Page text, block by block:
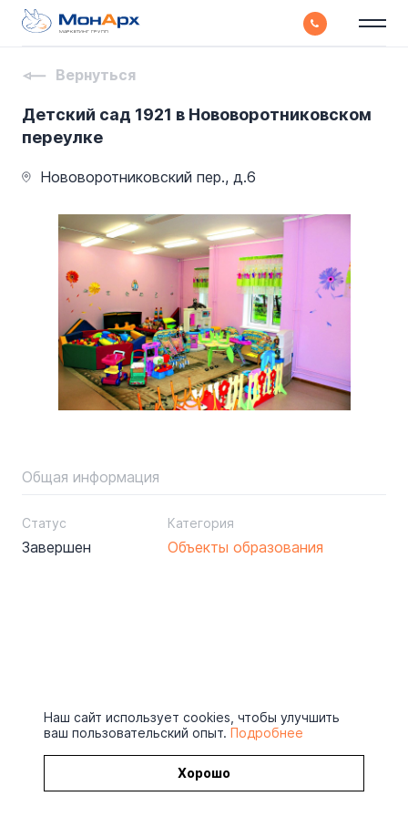
МАРКЕТИНГ ГРУПП
Вернуться
Детский сад 1921 в Нововоротниковском
переулке
Нововоротниковский пер., д.6
Общая информация
Статус
Завершен
Категория
Объекты образования
Наш сайт использует cookies, чтобы улучшить
ваш пользовательский опыт. Подробнее
Хорошо